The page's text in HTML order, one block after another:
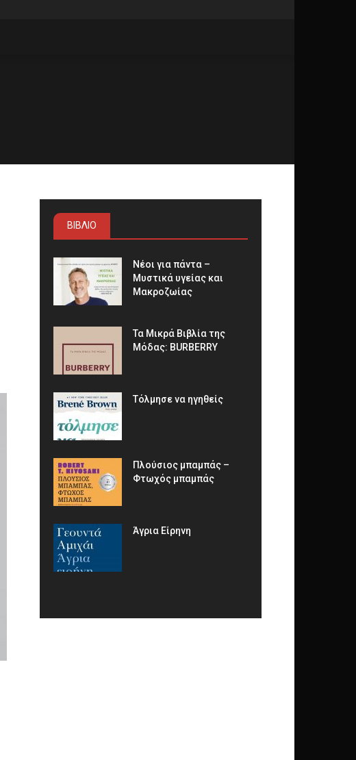
ΒΙΒΛΙΟ
Νέοι για πάντα –
Μυστικά υγείας και
Μακροζωίας
Τα Μικρά Βιβλία της
Μόδας: BURBERRY
Τόλμησε να ηγηθείς
Πλούσιος μπαμπάς –
Φτωχός μπαμπάς
Άγρια Είρηνη